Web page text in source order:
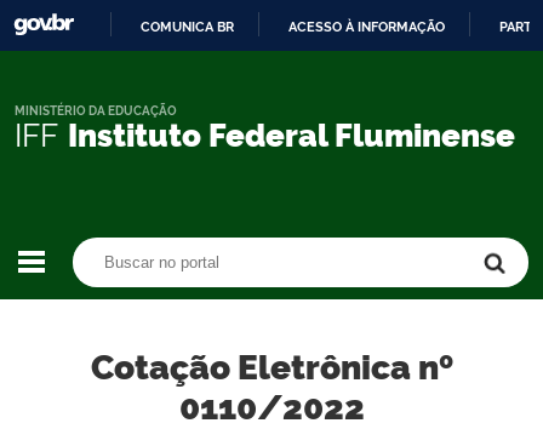
CONTEÚDO
COMUNICA BR ACESSO À INFORMAÇÃO
IFF Instituto Federal Fluminense
MINISTÉRIO DA EDUCAÇÃO
Cotação Eletrônica nº
0110/2022